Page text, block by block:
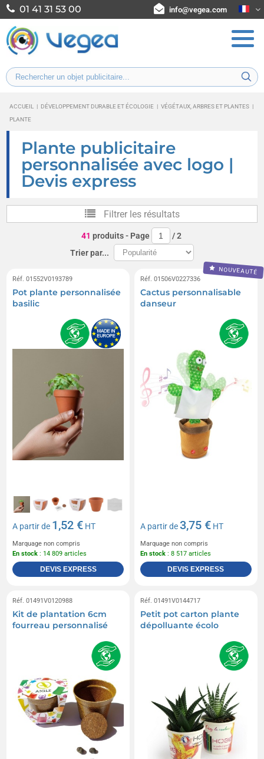
01 41 31 53 00 info@vegea.com
ACCUEIL | DÉVELOPPEMENT DURABLE ET ÉCOLOGIE | VÉGÉTAUX, ARBRES ET PLANTES |
PLANTE
Plante publicitaire
personnalisée avec logo |
Devis express
Filtrer les résultats
41 produits- Page /2
Trier par...
Réf. 01552V0193789
Pot plante personnalisée
basilic
A partir de 1,52 € HT
Marquage non compris
En stock : 14 809 articles
DEVIS EXPRESS
NOUVEAUTÉ
Réf. 01506V0227336
Cactus personnalisable
danseur
A partir de3,75 € HT
Marquage non compris
En stock : 8 517 articles
DEVIS EXPRESS
Réf. 01491V0120988
Kit de plantation 6cm
fourreau personnalisé
Réf. 01491V0144717
Petit pot carton plante
dépolluante écolo